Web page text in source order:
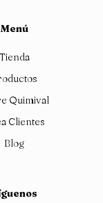
Menú
Tienda
Quimival
Clientes
Blog